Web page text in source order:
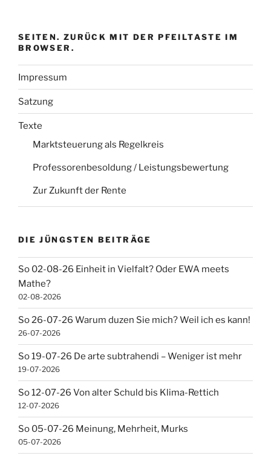
SEITEN. ZURÜCK MIT DER PFEILTASTE IM
BROWSER.
Impressum
Satzung
Texte
Marktsteuerung als Regelkreis
Professorenbesoldung / Leistungsbewertung
Zur Zukunft der Rente
DIE JÜNGSTEN BEITRÄGE
So 02-08-26 Einheit in Vielfalt? Oder EWA meets
Mathe?
02-08-2026
So 26-07-26 Warum duzen Sie mich? Weil ich es kann!
26-07-2026
So 19-07-26 De arte subtrahendi – Weniger ist mehr
19-07-2026
So 12-07-26 Von alter Schuld bis Klima-Rettich
12-07-2026
So 05-07-26 Meinung, Mehrheit, Murks
05-07-2026